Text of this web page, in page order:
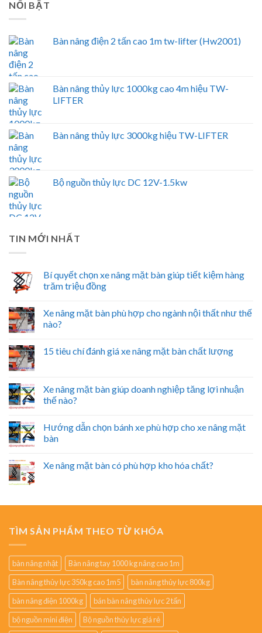
NỔI BẬT
Bàn nâng điện 2 tấn cao 1m tw-lifter (Hw2001)
Bàn nâng thủy lực 1000kg cao 4m hiệu TW-
LIFTER
Bàn nâng thủy lực 3000kg hiệu TW-LIFTER
Bộ nguồn thủy lực DC 12V-1.5kw
TIN MỚI NHẤT
Bí quyết chọn xe nâng mặt bàn giúp tiết kiệm hàng
trăm triệu đồng
Xe nâng mặt bàn phù hợp cho ngành nội thất như thế
nào?
15 tiêu chí đánh giá xe nâng mặt bàn chất lượng
Xe nâng mặt bàn giúp doanh nghiệp tăng lợi nhuận
thế nào?
Hướng dẫn chọn bánh xe phù hợp cho xe nâng mặt
bàn
Xe nâng mặt bàn có phù hợp kho hóa chất?
TÌM SẢN PHẨM THEO TỪ KHÓA
bàn nâng nhật
Bàn nâng tay 1000 kg nâng cao 1m
Bàn nâng thủy lực 350kg cao 1m5
bàn nâng thủy lực 800kg
bàn nâng điện 1000kg
bán bàn nâng thủy lực 2 tấn
bộ nguồn mini điện
Bộ nguồn thủy lực giá rẻ